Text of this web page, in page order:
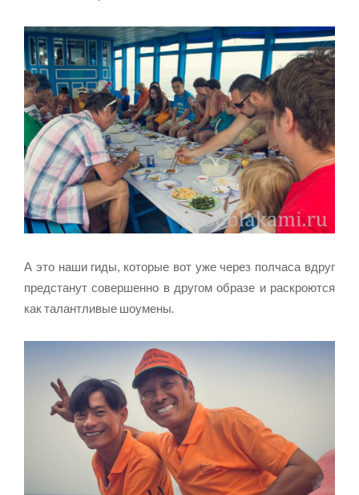
А это наши гиды, которые вот уже через полчаса вдруг
предстанут совершенно в другом образе и раскроются
как талантливые шоумены.